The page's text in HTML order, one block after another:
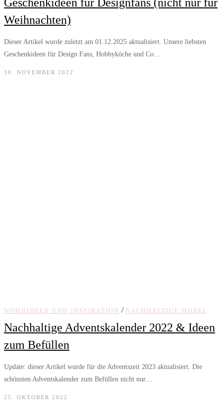
Weihnachten)
Dieser Artikel wurde zuletzt am 01.12.2025 aktualisiert. Unsere liebsten
Geschenkideen für Design Fans, Hobbyköche und Co…
30. NOVEMBER 2022
WOHNIDEEN UND INSPIRATION / NACHHALTIGE MÖBEL
Nachhaltige Adventskalender 2022 & Ideen
zum Befüllen
Update: dieser Artikel wurde für die Adventszeit 2023 aktualisiert. Die
schönsten Adventskalender zum Befüllen nicht nur…
25. OKTOBER 2022